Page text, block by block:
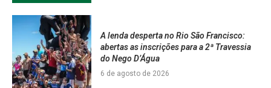
A lenda desperta no Rio São Francisco:
abertas as inscrições para a 2ª Travessia
do Nego D’Água
6 de agosto de 2026